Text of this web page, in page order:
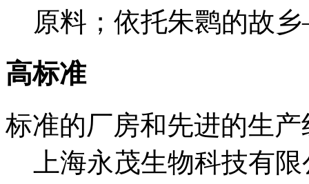
原料；依托朱鹮的故
高标准
标准的厂房和先进的生产
上海永茂生物科技有